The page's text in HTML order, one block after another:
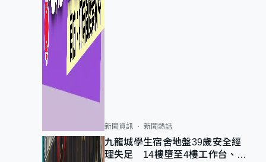
新聞資訊 新聞熱話
九龍城學生宿舍地盤39歲安全經
理失足 14樓墮至4樓工作台、送